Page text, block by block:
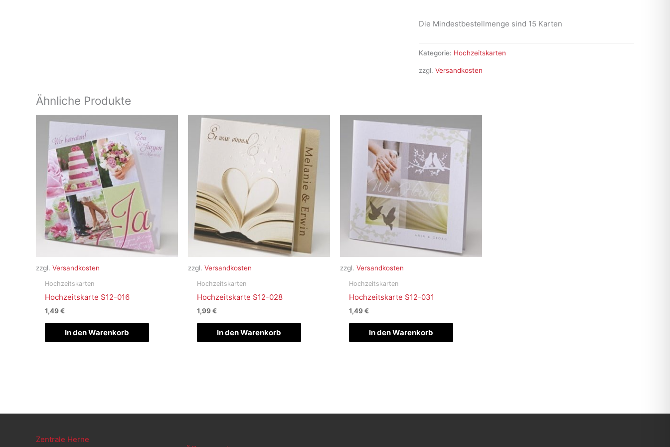
Die Mindestbestellmenge sind 15 Karten
Kategorie: Hochzeitskarten
zzgl. Versandkosten
Ähnliche Produkte
zzgl. Versandkosten
Hochzeitskarten
Hochzeitskarte S12-016
1,49€
In den Warenkorb
zzgl. Versandkosten
Hochzeitskarten
Hochzeitskarte S12-028
1,99€
In den Warenkorb
zzgl. Versandkosten
Hochzeitskarten
Hochzeitskarte S12-031
1,49€
In den Warenkorb
Zentrale Herne